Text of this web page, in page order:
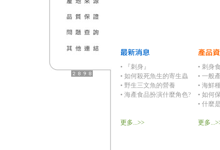
• 『刺身』
• 如何殺死魚生的寄生蟲
• 野生三文魚的營養
• 海產食品扮演什麼角色?
• 刺身
• 一般
• 海鮮
• 如何
• 什麼
更多...>> 更多